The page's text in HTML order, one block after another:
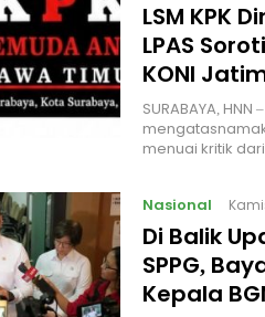
LSM KPK
LPAS
KONI
SURABAYA,
menuai kritik
Nasional
Di Balik
SPPG,
Kepala